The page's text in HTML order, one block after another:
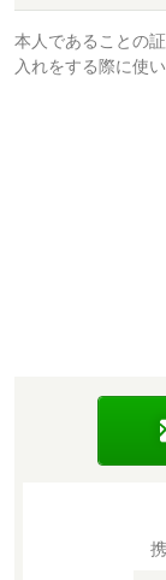
本人であることの
入れをする際に使い